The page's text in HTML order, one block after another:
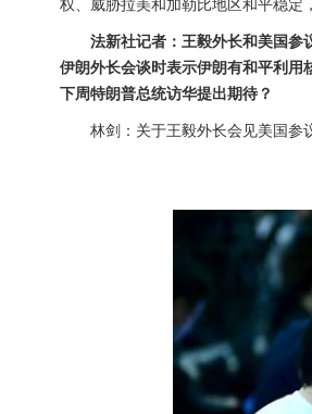
法新社记者：王毅外长和美国参
伊朗外长会谈时表示伊朗有和平利
下周特朗普总统访华提出期待？
林剑：关于王毅外长会见美国参